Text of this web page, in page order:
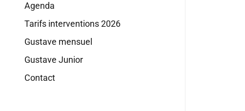
Agenda
Tarifs interventions 2026
Gustave mensuel
Gustave Junior
Contact